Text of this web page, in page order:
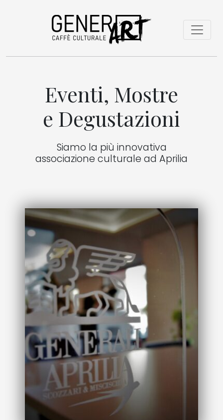
Eventi, Mostre
e Degustazioni
Siamo la più innovativa
associazione culturale ad Aprilia